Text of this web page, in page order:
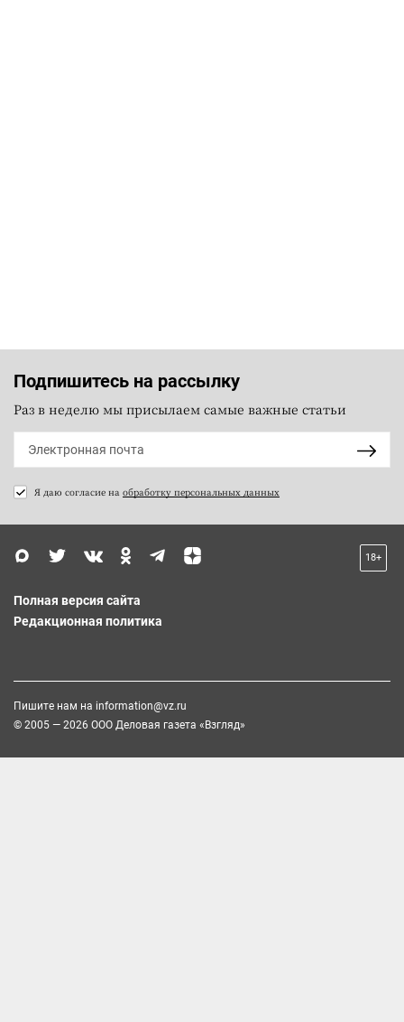
Подпишитесь на рассылку
Раз в неделю мы присылаем самые важные статьи
Я даю согласие на обработку персональных данных
18+
Полная версия сайта
Редакционная политика
Пишите нам на information@vz.ru
© 2005 — 2026 ООО Деловая газета «Взгляд»